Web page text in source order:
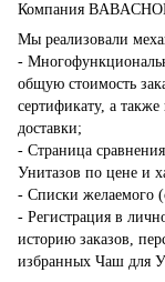
Компания
Мы реализовали
-
общую стоимость
сертификату, а
доставки;
- Страница
Унитазов по цене и
- Списки желаемого
- Регистрация в
историю заказов,
избранных Чаш для